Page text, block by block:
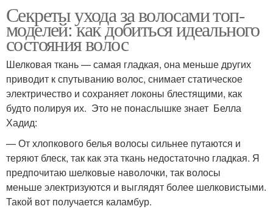
Секреты ухода за волосами топ-
моделей: как добиться идеального
состояния волос
Шелковая ткань — самая гладкая, она меньше других
приводит к спутыванию волос, снимает статическое
электричество и сохраняет локоны блестящими, как
будто полируя их. Это не понаслышке знает Белла
Хадид:
— От хлопкового белья волосы сильнее путаются и
теряют блеск, так как эта ткань недостаточно гладкая. Я
предпочитаю шелковые наволочки, так волосы
меньше электризуются и выглядят более шелковистыми.
Такой вот получается каламбур.